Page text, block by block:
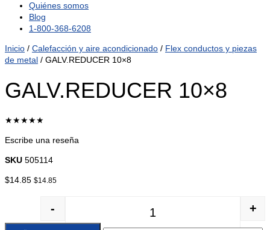
Quiénes somos
Blog
1-800-368-6208
Inicio / Calefacción y aire acondicionado / Flex conductos y piezas
de metal / GALV.REDUCER 10×8
GALV.REDUCER 10×8
★★★★★
Escribe una reseña
SKU 505114
$14.85 $14.85
GALV.REDUCER 10x8
- +